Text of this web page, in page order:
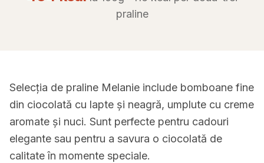
praline
Selecția de praline Melanie include bomboane fine
din ciocolată cu lapte și neagră, umplute cu creme
aromate și nuci. Sunt perfecte pentru cadouri
elegante sau pentru a savura o ciocolată de
calitate în momente speciale.